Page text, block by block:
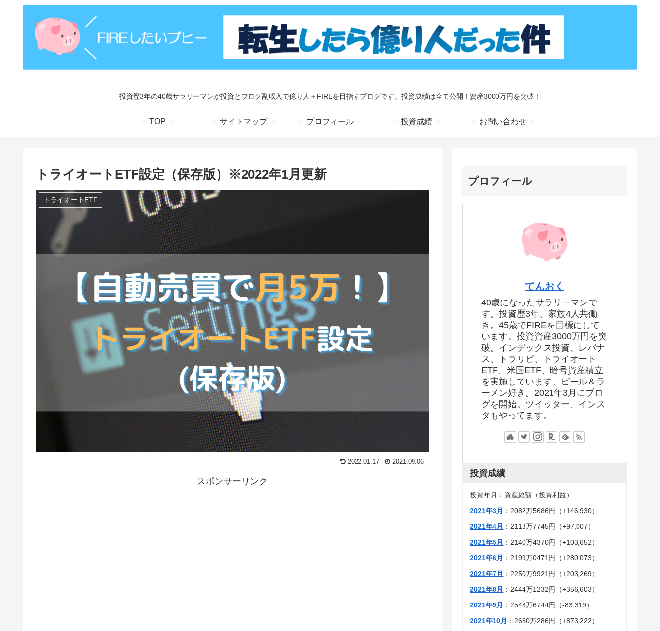
投資歴3年の40歳サラリーマンが投資とブログ副収入で億り人＋FIREを目指すブログです。投資成績は全て公開！資産3000万円を突破！
－ TOP － － サイトマップ － － プロフィール － － 投資成績 － － お問い合わせ －
トライオートETF設定（保存版）※2022年1月更新
トライオートETF
2022.01.17 2021.09.06
スポンサーリンク
プロフィール
てんおく
40歳になったサラリーマンで
す。投資歴3年、家族4人共働
き。45歳でFIREを目標にして
います。投資資産3000万円を突
破。インデックス投資、レバナ
ス、トラリピ、トライオート
ETF、米国ETF、暗号資産積立
を実施しています。ビール＆ラ
ーメン好き。2021年3月にブロ
グを開始。ツイッター、インス
タもやってます。
投資成績
投資年月：資産総額（投資利益）
2021年3月
：2082万5686円（+146,930）
2021年4月
：2113万7745円（+97,007）
2021年5月
：2140万4370円（+103,652）
2021年6月
：2199万0471円（+280,073）
2021年7月
：2250万9921円（+203,269）
2021年8月
：2444万1232円（+356,603）
2021年9月
：2548万6744円（-83,319）
2021年10月
：2660万286円（+873,222）